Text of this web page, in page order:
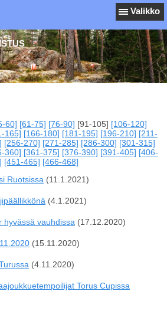
Valikko
60] [61-75] [76-90] [91-105] [106-120]
165] [166-180] [181-195] [196-210] [211-
[256-270] [271-285] [286-300] [301-315]
360] [361-375] [376-390] [391-405] [406-
[451-465] [466-468]
Ruotsissa (11.1.2021)
(4.1.2021)
hyvässä vauhdissa (17.12.2020)
(15.11.2020)
(4.11.2020)
Torus Cupissa